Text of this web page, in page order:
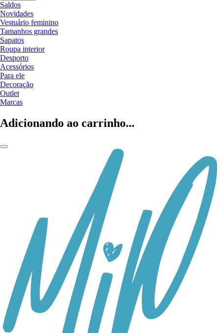
Saldos
Novidades
Vestuário feminino
Tamanhos grandes
Sapatos
Roupa interior
Desporto
Acessórios
Para ele
Decoração
Outlet
Marcas
Adicionando ao carrinho...